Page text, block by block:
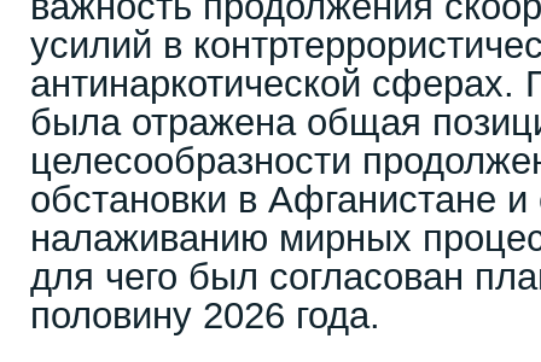
усилий в
антинаркотической сферах.
была отражена общая
целесообразности
обстановки в Афганистане и
налаживанию мирных
для чего был согласован
половину 2026 года.